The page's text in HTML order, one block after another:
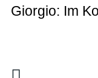
Giorgio: Im